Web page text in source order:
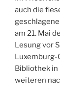
auch die
am 21. Mai
Lesung vor
Luxemburg-
Bibliothek in
weiteren